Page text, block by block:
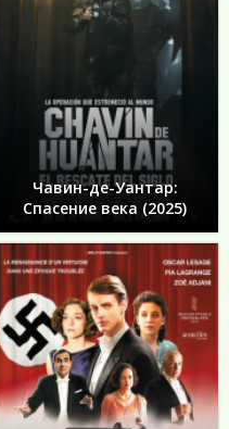
Чавин-де-Уантар:
Спасение века (2025)